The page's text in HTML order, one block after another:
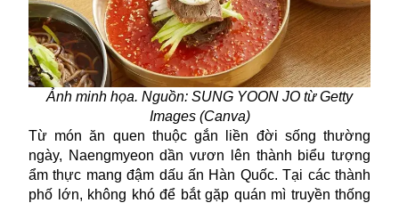
Ảnh minh họa. Nguồn: SUNG YOON JO từ Getty
Images (Canva)
Từ món ăn quen thuộc gắn liền đời sống thường
ngày, Naengmyeon dần vươn lên thành biểu tượng
ẩm thực mang đậm dấu ấn Hàn Quốc. Tại các thành
phố lớn, không khó để bắt gặp quán mì truyền thống